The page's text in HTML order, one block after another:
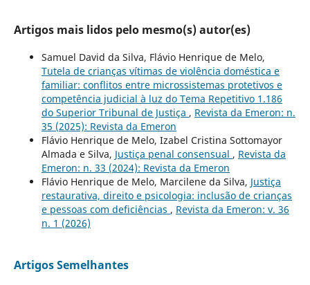
Artigos mais lidos pelo mesmo(s) autor(es)
Samuel David da Silva, Flávio Henrique de Melo,
Tutela de crianças vítimas de violência doméstica e
familiar: conflitos entre microssistemas protetivos e
competência judicial à luz do Tema Repetitivo 1.186
do Superior Tribunal de Justiça , Revista da Emeron: n.
35 (2025): Revista da Emeron
Flávio Henrique de Melo, Izabel Cristina Sottomayor
Almada e Silva, Justiça penal consensual , Revista da
Emeron: n. 33 (2024): Revista da Emeron
Flávio Henrique de Melo, Marcilene da Silva, Justiça
restaurativa, direito e psicologia: inclusão de crianças
e pessoas com deficiências , Revista da Emeron: v. 36
n. 1 (2026)
Artigos Semelhantes